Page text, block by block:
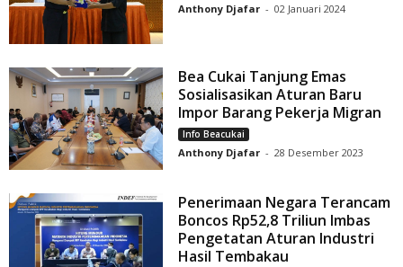
Anthony Djafar - 02 Januari 2024
Bea Cukai Tanjung Emas
Sosialisasikan Aturan Baru
Impor Barang Pekerja Migran
Info Beacukai
Anthony Djafar - 28 Desember 2023
Penerimaan Negara Terancam
Boncos Rp52,8 Triliun Imbas
Pengetatan Aturan Industri
Hasil Tembakau